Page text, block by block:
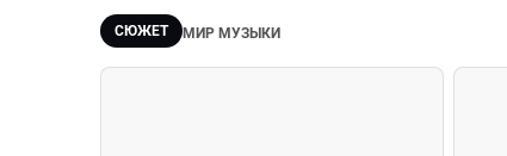
СЮЖЕТ МИР МУЗЫКИ